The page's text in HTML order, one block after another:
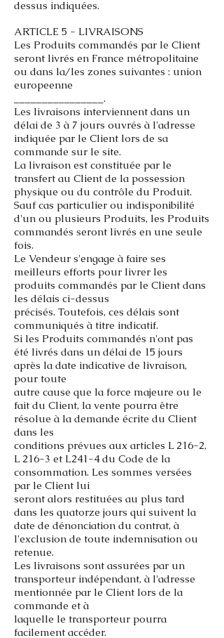
dessus indiquées.
ARTICLE 5 - LIVRAISONS
Les Produits commandés par le Client
seront livrés en France métropolitaine
ou dans la/les zones suivantes : union
europeenne
________________.
Les livraisons interviennent dans un
délai de 3 à 7 jours ouvrés à l'adresse
indiquée par le Client lors de sa
commande sur le site.
La livraison est constituée par le
transfert au Client de la possession
physique ou du contrôle du Produit.
Sauf cas particulier ou indisponibilité
d'un ou plusieurs Produits, les Produits
commandés seront livrés en une seule
fois.
Le Vendeur s'engage à faire ses
meilleurs efforts pour livrer les
produits commandés par le Client dans
les délais ci-dessus
précisés. Toutefois, ces délais sont
communiqués à titre indicatif.
Si les Produits commandés n'ont pas
été livrés dans un délai de 15 jours
après la date indicative de livraison,
pour toute
autre cause que la force majeure ou le
fait du Client, la vente pourra être
résolue à la demande écrite du Client
dans les
conditions prévues aux articles L 216-2,
L 216-3 et L241-4 du Code de la
consommation. Les sommes versées
par le Client lui
seront alors restituées au plus tard
dans les quatorze jours qui suivent la
date de dénonciation du contrat, à
l'exclusion de toute indemnisation ou
retenue.
Les livraisons sont assurées par un
transporteur indépendant, à l'adresse
mentionnée par le Client lors de la
commande et à
laquelle le transporteur pourra
facilement accéder.